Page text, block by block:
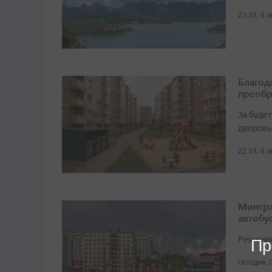
23:32, 6
За
22:34, 6
сегодня,